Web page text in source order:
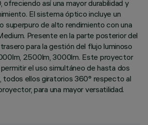
así una mayor durabilidad y
El sistema óptico incluye un
superpuro de alto rendimiento con una
Presente en la parte posterior del
para la gestión del flujo luminoso
2500lm, 3000lm. Este proyector
el uso simultáneo de hasta dos
ellos giratorios 360° respecto al
para una mayor versatilidad.